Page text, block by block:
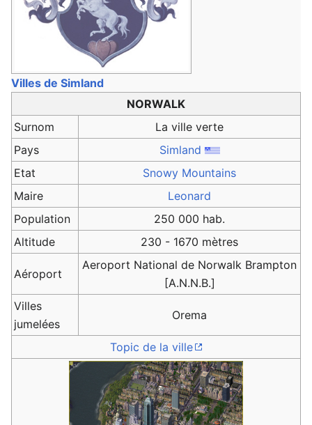
Villes de Simland
NORWALK
Surnom
La ville verte
Pays
Simland
Etat
Snowy Mountains
Maire
Leonard
Population
250 000 hab.
Altitude
230 - 1670 mètres
Aéroport
Aeroport National de Norwalk Brampton
[A.N.N.B.]
Villes
jumelées
Orema
Topic de la ville